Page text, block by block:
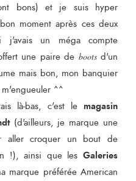
bons) et je suis hyper
moment après ces deux
j'avais un méga compte
une paire de bootsd'un
mais bon, mon banquier
m'engueuler ^^
là-bas, c'est le magasin
(d'ailleurs, je marque une
aller croquer un bout de
!), ainsi que les Galeries
marque préférée American